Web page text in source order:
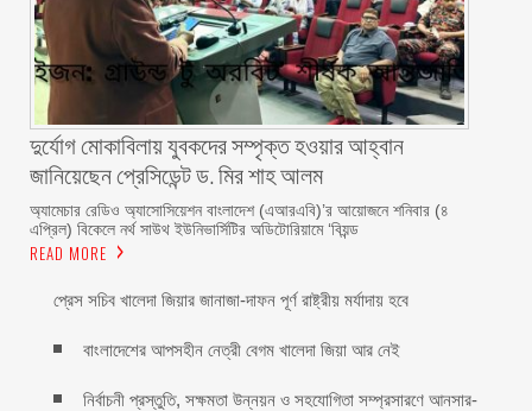
দুর্যোগ মোকাবিলায় যুবকদের সম্পৃক্ত হওয়ার আহ্বান
জানিয়েছেন প্রেসিডেন্ট ড. মির শাহ আলম ‎ ‎
অ্যামেচার রেডিও অ্যাসোসিয়েশন বাংলাদেশ (এআরএবি)’র আয়োজনে শনিবার (৪
এপ্রিল) বিকেলে নর্থ সাউথ ইউনিভার্সিটির অডিটোরিয়ামে ‘বিয়ন্ড
READ MORE
প্রেস সচিব খালেদা জিয়ার জানাজা-দাফন পূর্ণ রাষ্ট্রীয় মর্যাদায় হবে
বাংলাদেশের আপসহীন নেত্রী বেগম খালেদা জিয়া আর নেই
নির্বাচনী প্রস্তুতি, সক্ষমতা উন্নয়ন ও সহযোগিতা সম্প্রসারণে আনসার-